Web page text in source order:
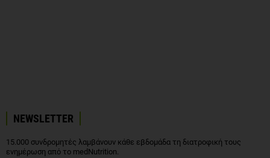
NEWSLETTER
15.000 συνδρομητές λαμβάνουν κάθε εβδομάδα τη διατροφική τους
ενημέρωση από το medNutrition.